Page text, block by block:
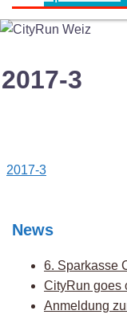
2017-3
Post
2017-3
News
6. Sparkasse
CityRun goes
Anmeldung